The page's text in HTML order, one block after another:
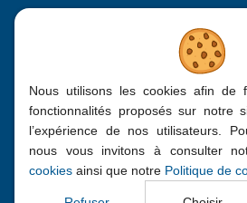
Nous utilisons les cookies afin de
fonctionnalités proposés sur notre
l’expérience de nos utilisateurs.
nous vous invitons à consulter
cookies ainsi que notre Politique de
Rue Isidore Derèse 171, 5190
+32 (0)71 750
2016 - 2026| Bepa, Tous